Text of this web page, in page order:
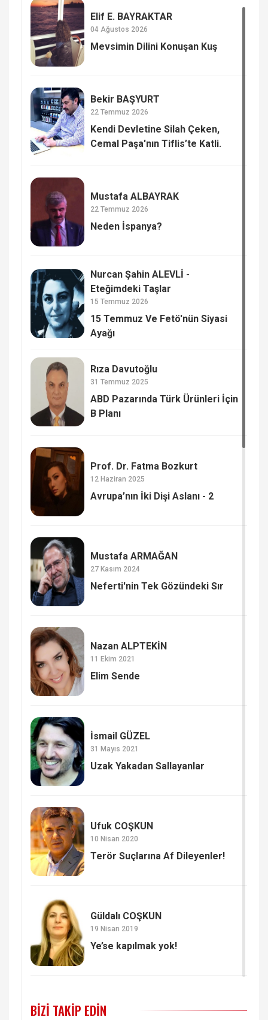
Elif E. BAYRAKTAR
04 Ağustos 2026
Mevsimin Dilini Konuşan Kuş
Bekir BAŞYURT
22 Temmuz 2026
Kendi Devletine Silah Çeken,
Cemal Paşa'nın Tiflis’te Katli.
Mustafa ALBAYRAK
22 Temmuz 2026
Neden İspanya?
Nurcan Şahin ALEVLİ -
Eteğimdeki Taşlar
15 Temmuz 2026
15 Temmuz Ve Fetö'nün Siyasi
Ayağı
Rıza Davutoğlu
31 Temmuz 2025
ABD Pazarında Türk Ürünleri İçin
B Planı
Prof. Dr. Fatma Bozkurt
12 Haziran 2025
Avrupa’nın İki Dişi Aslanı - 2
Mustafa ARMAĞAN
27 Kasım 2024
Neferti'nin Tek Gözündeki Sır
Nazan ALPTEKİN
11 Ekim 2021
Elim Sende
İsmail GÜZEL
31 Mayıs 2021
Uzak Yakadan Sallayanlar
Ufuk COŞKUN
10 Nisan 2020
Terör Suçlarına Af Dileyenler!
Güldalı COŞKUN
19 Nisan 2019
Ye’se kapılmak yok!
BIZI TAKIP EDIN